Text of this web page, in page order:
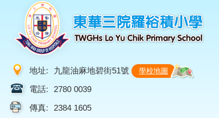
地址: 九龍油麻地碧街51號 學校地圖
電話: 2780 0039
傳真: 2384 1605